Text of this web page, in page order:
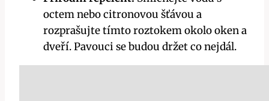
‌octem nebo citronovou šťávou a
rozprašujte ⁤tímto roztokem⁤ okolo‌ oken⁤ a
dveří. Pavouci se budou držet co nejdál.